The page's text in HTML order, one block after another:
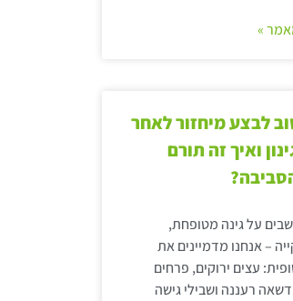
»
לבצע מיחזור לאחר
ואיך זה תורם
על גינה מטופחת,
– אנחנו מדמיינים את
עצים ירוקים, פרחים
רעננה ושבילי גישה